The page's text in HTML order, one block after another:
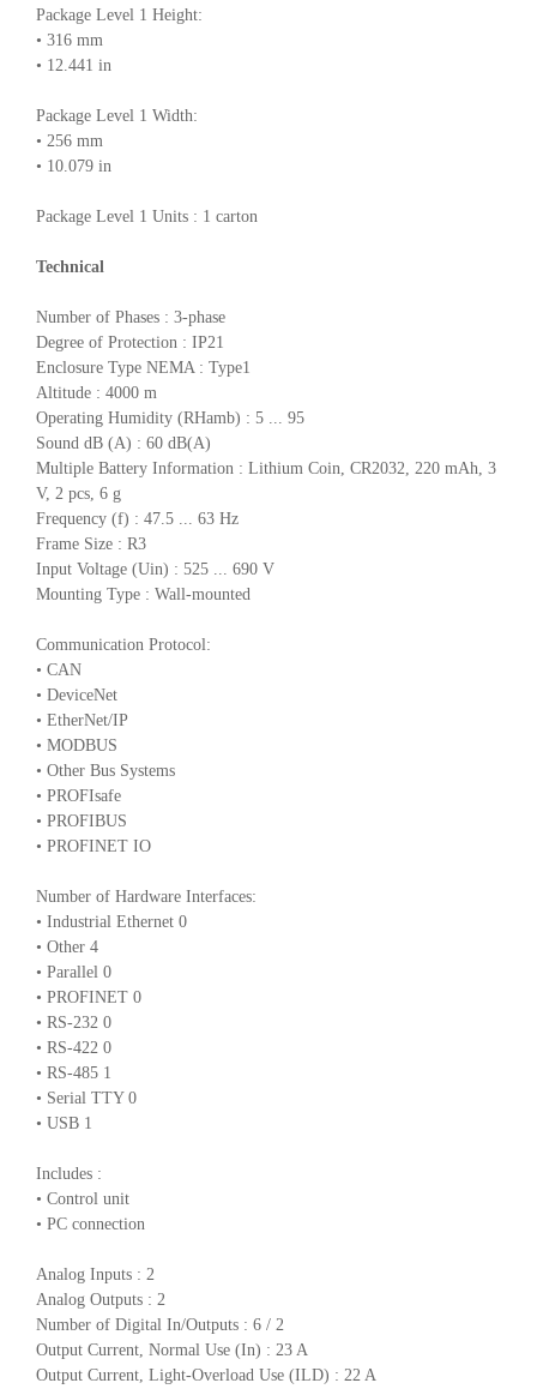
Package Level 1 Height:
• 316 mm
• 12.441 in
Package Level 1 Width:
• 256 mm
• 10.079 in
Package Level 1 Units : 1 carton
Technical
Number of Phases : 3-phase
Degree of Protection : IP21
Enclosure Type NEMA : Type1
Altitude : 4000 m
Operating Humidity (RHamb) : 5 ... 95
Sound dB (A) : 60 dB(A)
Multiple Battery Information : Lithium Coin, CR2032, 220 mAh, 3
V, 2 pcs, 6 g
Frequency (f) : 47.5 ... 63 Hz
Frame Size : R3
Input Voltage (Uin) : 525 ... 690 V
Mounting Type : Wall-mounted
Communication Protocol:
• CAN
• DeviceNet
• EtherNet/IP
• MODBUS
• Other Bus Systems
• PROFIsafe
• PROFIBUS
• PROFINET IO
Number of Hardware Interfaces:
• Industrial Ethernet 0
• Other 4
• Parallel 0
• PROFINET 0
• RS-232 0
• RS-422 0
• RS-485 1
• Serial TTY 0
• USB 1
Includes :
• Control unit
• PC connection
Analog Inputs : 2
Analog Outputs : 2
Number of Digital In/Outputs : 6 / 2
Output Current, Normal Use (In) : 23 A
Output Current, Light-Overload Use (ILD) : 22 A